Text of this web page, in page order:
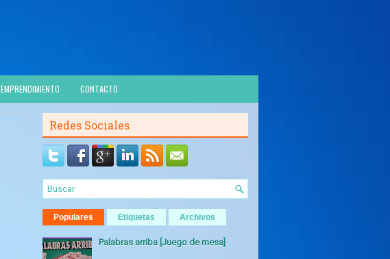
EMPRENDIMIENTO CONTACTO
Redes Sociales
Populares Etiquetas Archivos
Palabras arriba [Juego de mesa]